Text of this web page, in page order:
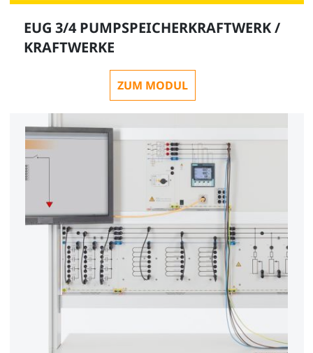
EUG 3/4 PUMPSPEICHERKRAFTWERK /
KRAFTWERKE
ZUM MODUL